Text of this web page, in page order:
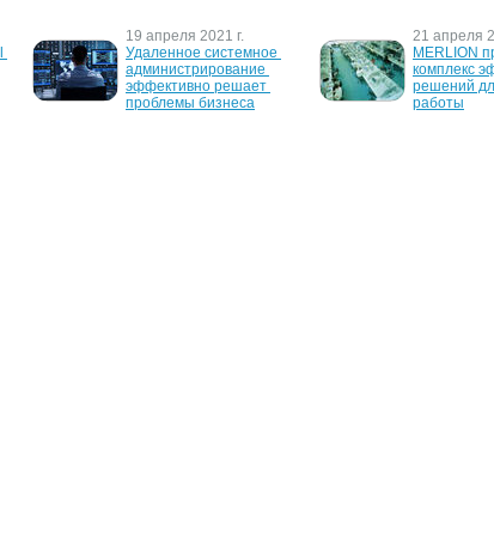
19 апреля 2021 г.
Удаленное системное
администрирование
эффективно решает
проблемы бизнеса
21 апреля
MERLION
комплекс
решений
работы